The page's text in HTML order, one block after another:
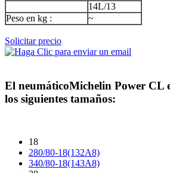
14L/13
Peso en kg :
~
Solicitar precio
El neumáticoMichelin Power CL
los siguientes tamaños:
18
280/80-18(132A8)
340/80-18(143A8)